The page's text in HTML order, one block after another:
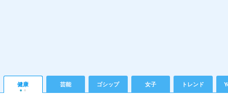
健康 芸能 ゴシップ 女子 トレンド